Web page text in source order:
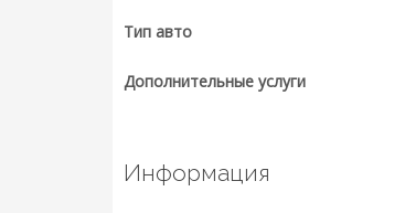
Тип авто
Дополнительные услуги
Информация